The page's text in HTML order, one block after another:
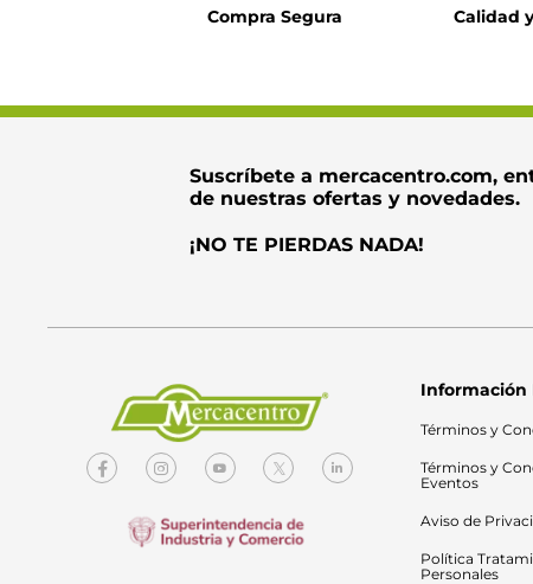
Compra Segura Calidad
Suscríbete a mercacentro.com,
de nuestras ofertas y novedades.
¡NO TE PIERDAS NADA!
Información
Términos y
Términos y
Eventos
Aviso de
Política
Personales